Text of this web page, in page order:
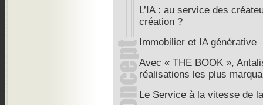
L’IA : au service des
création ?
Immobilier et IA générative
Avec « THE BOOK »,
réalisations les plus
Le Service à la vitesse de